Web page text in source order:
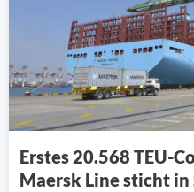
Erstes 20.568 TEU-
Maersk Line sticht in